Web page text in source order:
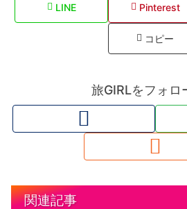
LINE Pinterest
コピー
旅GIRLをフォロ
関連記事